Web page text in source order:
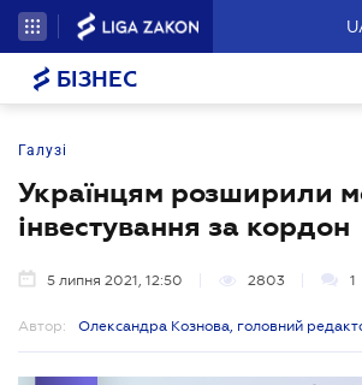
БІЗНЕС
Галузі
Українцям розширили
інвестування за кордон
5 липня 2021, 12:50 2803 1
Автор: Олександра Кознова, головний